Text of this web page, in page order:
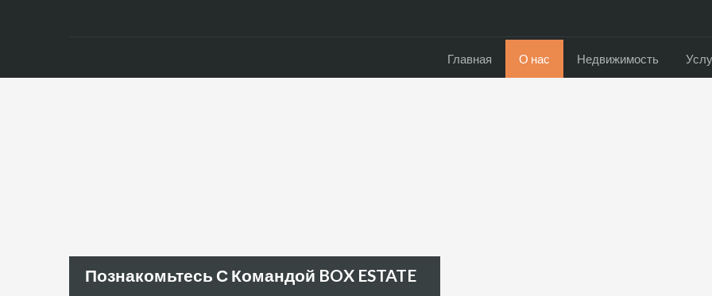
Главная О нас Недвижимость
Познакомьтесь С Командой BOX ESTATE